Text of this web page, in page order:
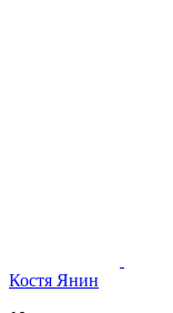
Костя Янин